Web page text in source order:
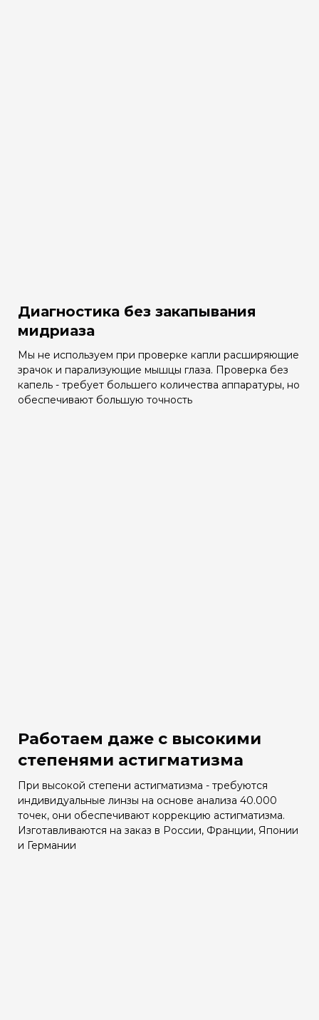
Диагностика без закапывания
мидриаза
Мы не используем при проверке капли расширяющие
зрачок и парализующие мышцы глаза. Проверка без
капель - требует большего количества аппаратуры, но
обеспечивают большую точность
Работаем даже с высокими
степенями астигматизма
При высокой степени астигматизма - требуются
индивидуальные линзы на основе анализа 40.000
точек, они обеспечивают коррекцию астигматизма.
Изготавливаются на заказ в России, Франции, Японии
и Германии